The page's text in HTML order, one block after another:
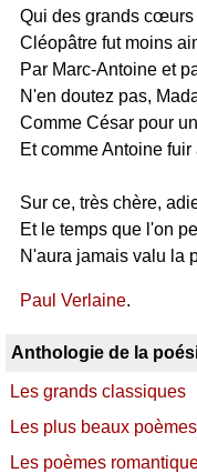
Qui des grands cœurs
Cléopâtre fut moins
Par Marc-Antoine et
N'en doutez pas,
Comme César pour
Et comme Antoine
Sur ce, très chère,
Et le temps que l'on
N'aura jamais valu la
Paul Verlaine.
Anthologie de la
Les grands classiques
Les plus beaux
Les poèmes